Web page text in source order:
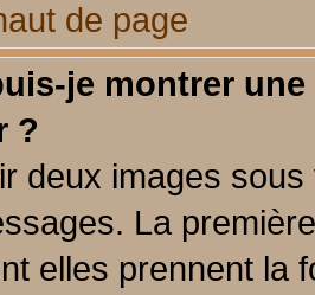
de page
je montrer
?
deux images
La
elles prennent la